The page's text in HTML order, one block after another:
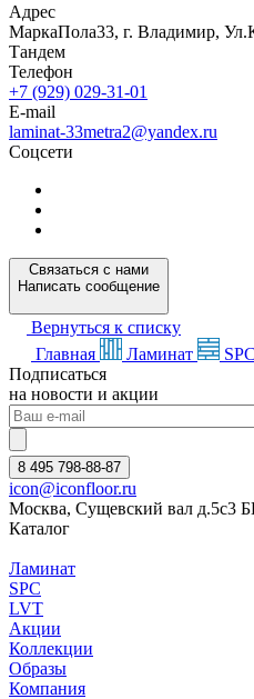
Адрес
МаркаПола33, г. Владимир,
Тандем
Телефон
+7 (929) 029-31-01
E-mail
laminat-33metra2@yandex.ru
Соцсети
Связаться с нами
Написать сообщение
Вернуться к списку
Главная
Ламинат SPC
Подписаться
на новости и акции
8 495 798-88-87
icon@iconfloor.ru
Москва, Сущевский вал д.5с3
Каталог
Ламинат
SPC
LVT
Акции
Коллекции
Образы
Компания